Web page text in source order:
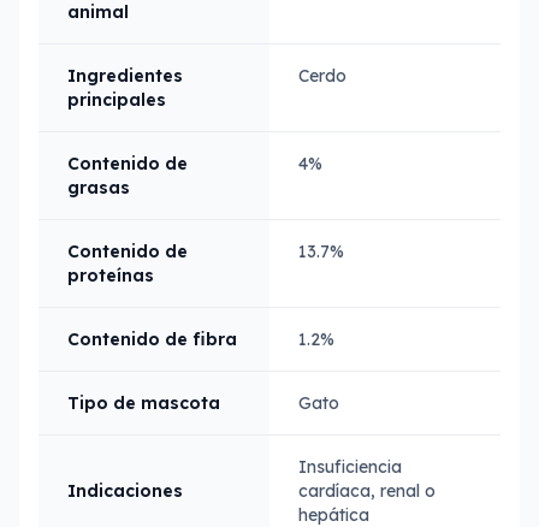
animal
Ingredientes
principales
Cerdo
Contenido de
grasas
4%
Contenido de
proteínas
13.7%
Contenido de fibra 1.2%
Tipo de mascota Gato
Indicaciones
Insuficiencia
cardíaca, renal o
hepática